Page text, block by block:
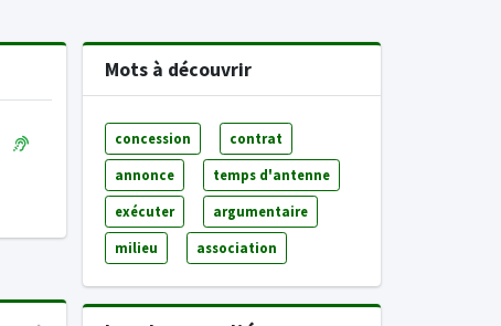
Mots à découvrir
concession contrat
annonce temps d'antenne
exécuter argumentaire
milieu association